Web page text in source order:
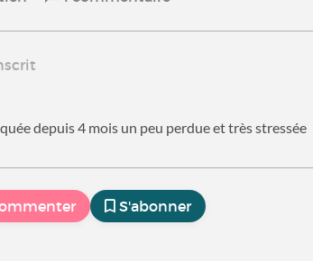
depuis 4 mois un peu perdue et très stressée
S'abonner